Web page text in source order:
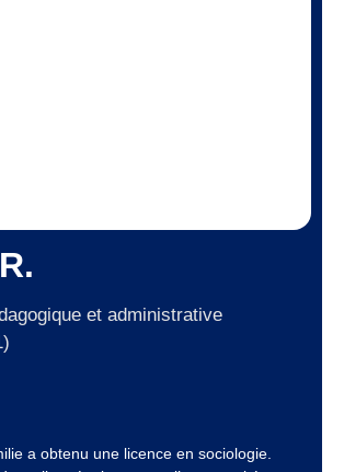
et administrative
a obtenu une licence en sociologie.